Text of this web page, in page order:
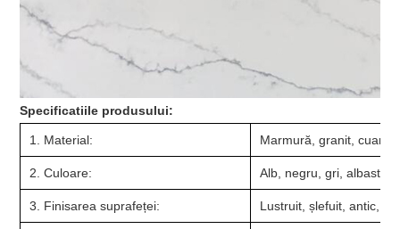
Specificatiile produsului:
1. Material: Marmură, granit, cuarțit,
2. Culoare: Alb, negru, gri,
3. Finisarea suprafeței: Lustruit, șlefuit, antic,